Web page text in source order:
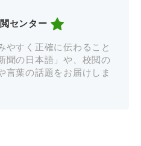
センター
やすく正確に伝わること
聞の日本語」や、校閲の
言葉の話題をお届けしま